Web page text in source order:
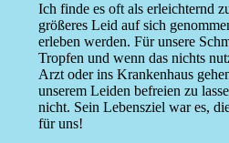
Ich finde es oft als erleichternd
größeres Leid auf sich
erleben werden. Für unsere
Tropfen und wenn das nichts
Arzt oder ins Krankenhaus
unserem Leiden befreien zu
nicht. Sein Lebensziel war es,
für uns!